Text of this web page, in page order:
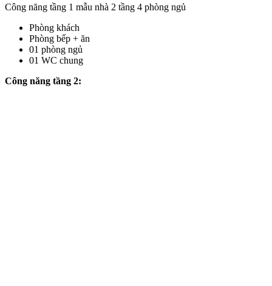
Công năng tầng 1 mẫu nhà 2 tầng 4 phòng ngủ
Phòng khách
Phòng bếp + ăn
01 phòng ngủ
01 WC chung
Công năng tầng 2: